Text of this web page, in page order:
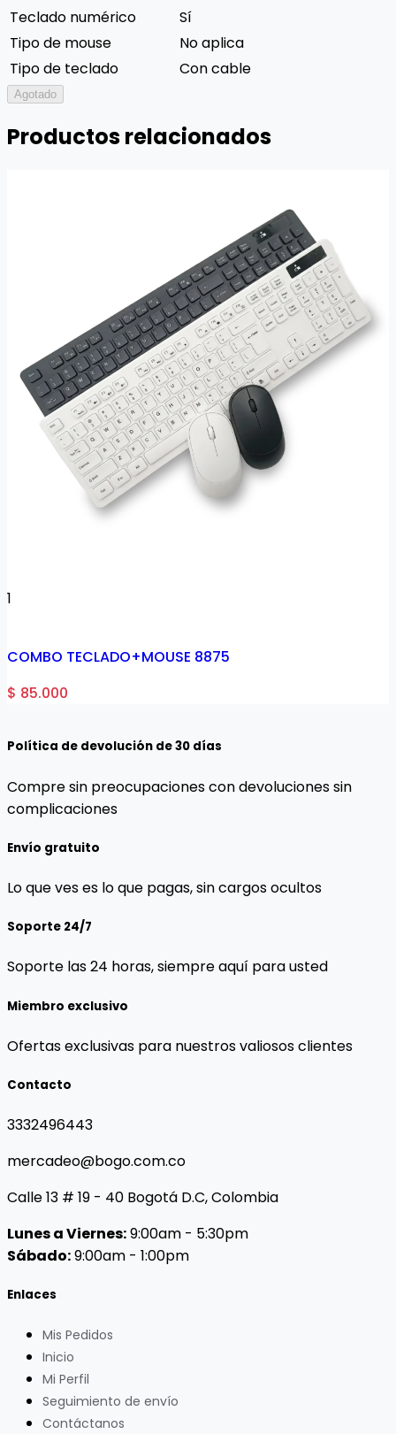
Teclado numérico
Sí
Tipo de mouse
No aplica
Tipo de teclado
Con cable
Agotado
Productos relacionados
1
COMBO TECLADO+MOUSE 8875
$ 85.000
Política de devolución de 30 días
Compre sin preocupaciones con devoluciones sin
complicaciones
Envío gratuito
Lo que ves es lo que pagas, sin cargos ocultos
Soporte 24/7
Soporte las 24 horas, siempre aquí para usted
Miembro exclusivo
Ofertas exclusivas para nuestros valiosos clientes
Contacto
3332496443
mercadeo@bogo.com.co
Calle 13 # 19 - 40 Bogotá D.C, Colombia
Lunes a Viernes:9:00am - 5:30pm
Sábado:9:00am - 1:00pm
Enlaces
Mis Pedidos
Inicio
Mi Perfil
Seguimiento de envío
Contáctanos